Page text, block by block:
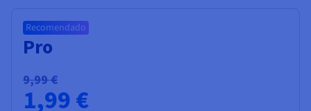
Recomendado
Pro
9,99 €
1,99 €